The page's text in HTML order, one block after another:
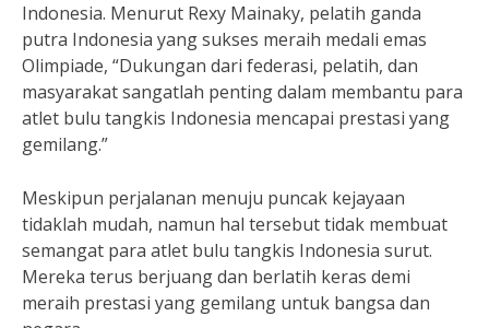
Indonesia. Menurut Rexy Mainaky, pelatih ganda
putra Indonesia yang sukses meraih medali emas
Olimpiade, “Dukungan dari federasi, pelatih, dan
masyarakat sangatlah penting dalam membantu para
atlet bulu tangkis Indonesia mencapai prestasi yang
gemilang.”
Meskipun perjalanan menuju puncak kejayaan
tidaklah mudah, namun hal tersebut tidak membuat
semangat para atlet bulu tangkis Indonesia surut.
Mereka terus berjuang dan berlatih keras demi
meraih prestasi yang gemilang untuk bangsa dan